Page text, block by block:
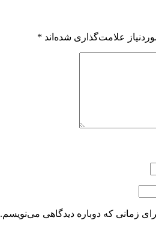
علامت‌گذاری شده‌اند *
زمانی که دوباره دیدگاهی می‌نویسم.